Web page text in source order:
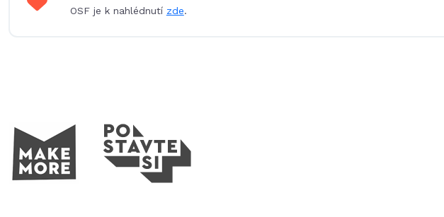
OSF je k nahlédnutí zde.